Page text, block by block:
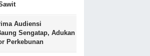
Audiensi
Sengatap, Adukan
Perkebunan